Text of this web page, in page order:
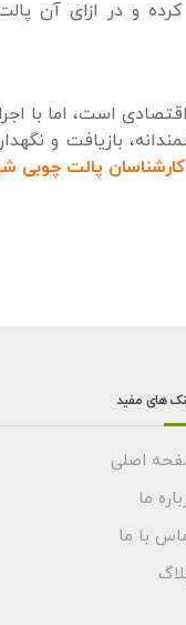
و در ازای آن
است، اما با
بازیافت و
کارشناسان پالت چوبی
های مفید
اصلی
ما
با ما